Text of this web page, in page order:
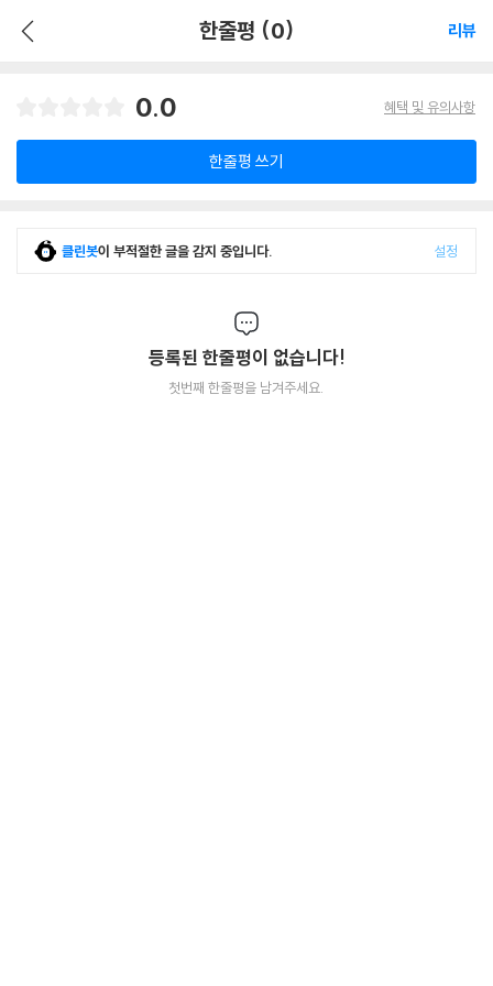
한줄평 (0) 리뷰
0.0 혜택 및 유의사항
한줄평 쓰기
클린봇이 부적절한 글을 감지 중입니다. 설정
등록된 한줄평이 없습니다!
첫번째 한줄평을 남겨주세요.